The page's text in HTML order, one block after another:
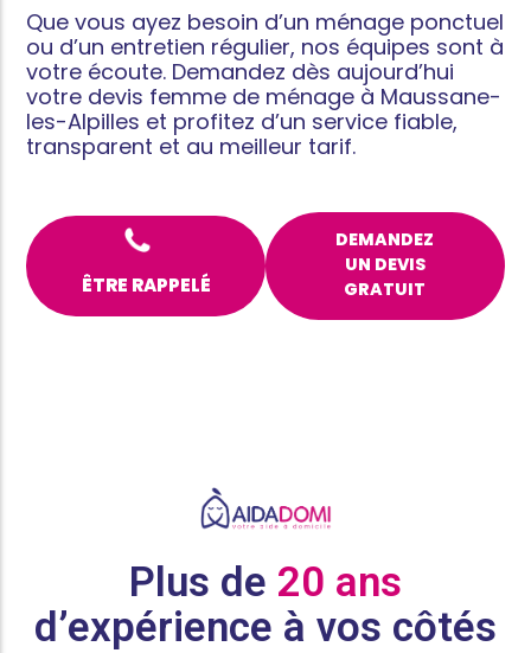
Que vous ayez besoin d’un ménage ponctuel
ou d’un entretien régulier, nos équipes sont à
votre écoute. Demandez dès aujourd’hui
votre devis femme de ménage à Maussane-
les-Alpilles et profitez d’un service fiable,
transparent et au meilleur tarif.
ÊTRE RAPPELÉ
DEMANDEZ
UN DEVIS
GRATUIT
Plus de 20 ans
d’expérience à vos côtés